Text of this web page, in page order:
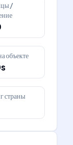
/
объекте
страны